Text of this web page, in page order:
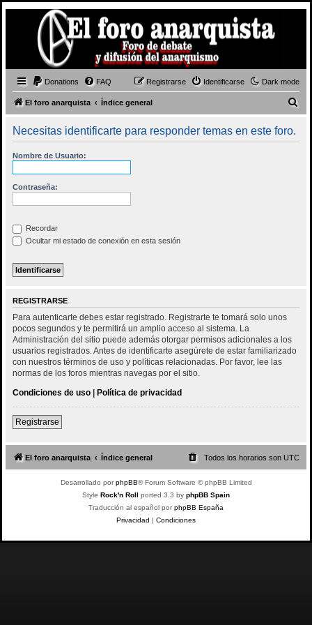
Dark mode
Donations FAQ Identificarse
Registrarse
El foro anarquista Índice general
Necesitas identificarte para responder temas en este foro.
Nombre de Usuario:
Contraseña:
Recordar
Ocultar mi estado de conexión en esta sesión
REGISTRARSE
Para autenticarte debes estar registrado. Registrarte te tomará solo unos
pocos segundos y te permitirá un amplio acceso al sistema. La
Administración del sitio puede además otorgar permisos adicionales a los
usuarios registrados. Antes de identificarte asegúrete de estar familiarizado
con nuestros términos de uso y políticas relacionadas. Por favor, lee las
normas de los foros mientras navegas por el sitio.
Condiciones de uso | Política de privacidad
Registrarse
El foro anarquista Índice general Todos los horarios son UTC
Desarrollado porphpBB® Forum Software © phpBB Limited
Style Rock'n Roll ported 3.3 by phpBB Spain
Traducción al español porphpBB España
Privacidad | Condiciones